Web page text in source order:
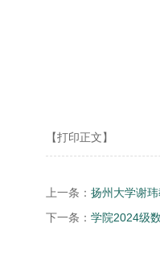
（一
【打印正文】
上一条： 扬州大学谢
下一条： 学院2024级